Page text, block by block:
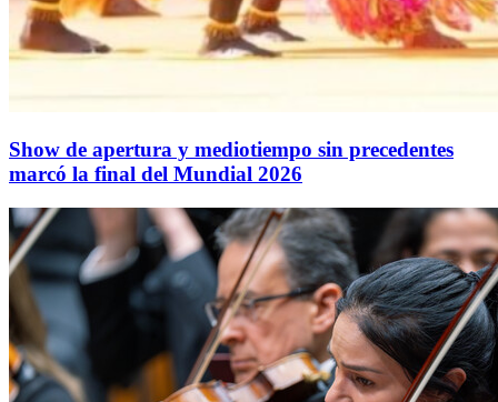
Show de apertura y mediotiempo sin precedentes
marcó la final del Mundial 2026